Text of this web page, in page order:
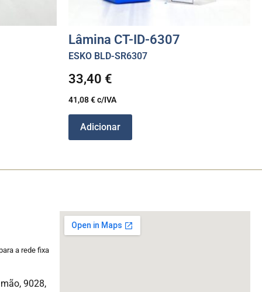
Lâmina CT-ID-6307
ESKO BLD-SR6307
33,40 €
41,08€c/IVA
Adicionar
a rede fixa
9028,